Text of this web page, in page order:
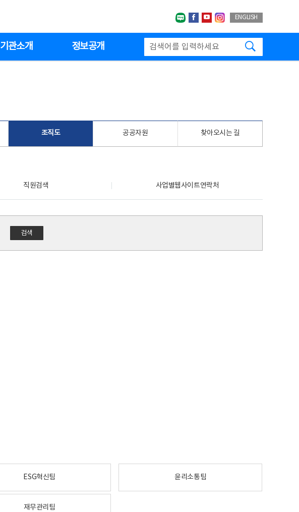
네이버블로그
페이스북
유투브인스타그랩
ENGLISH
기관소개 정보공개
조직도 공공자원 찾아오시는 길
직원검색 사업별웹사이트연락처
검색
ESG혁신팀 윤리소통팀
재무관리팀